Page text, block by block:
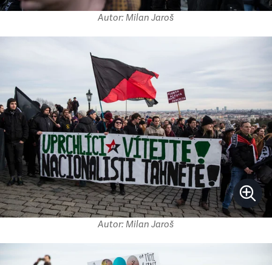
Autor: Milan Jaroš
Autor: Milan Jaroš